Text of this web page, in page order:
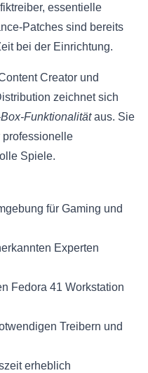
essentielle
Patches sind bereits
bei der Einrichtung.
Creator und
zeichnet sich
Funktionalitätaus. Sie
professionelle
Spiele.
für Gaming und
Experten
Fedora 41 Workstation
Treibern und
erheblich